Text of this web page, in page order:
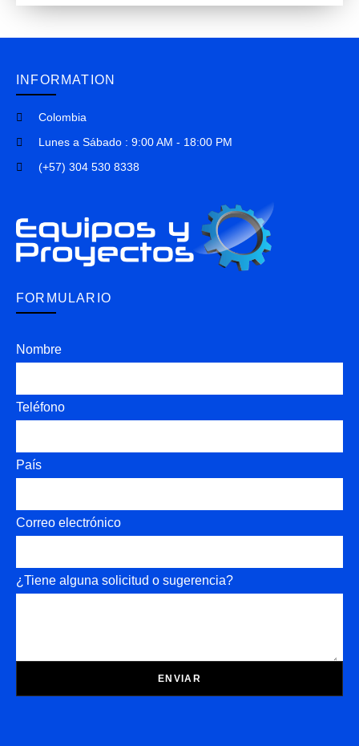
INFORMATION
Colombia
Lunes a Sábado : 9:00 AM - 18:00 PM
(+57) 304 530 8338
FORMULARIO
Nombre
Teléfono
País
Correo electrónico
¿Tiene alguna solicitud o sugerencia?
ENVIAR